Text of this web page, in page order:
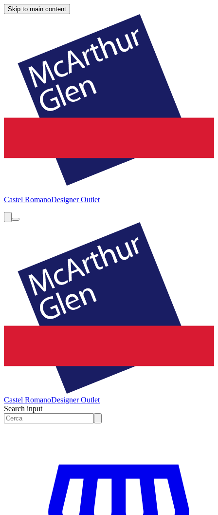
Skip to main content
Castel RomanoDesigner Outlet
Castel RomanoDesigner Outlet
Search input